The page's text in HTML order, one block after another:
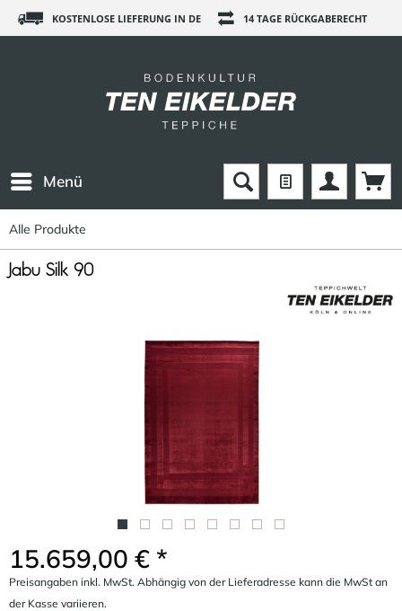
KOSTENLOSE LIEFERUNG IN DE 14 TAGE RÜCKGABERECHT
Menü
Alle Produkte
Jabu Silk 90
15.659,00 € *
Preisangaben inkl. MwSt. Abhängig von der Lieferadresse kann die MwSt an
der Kasse variieren.